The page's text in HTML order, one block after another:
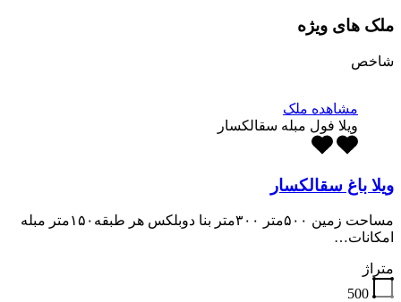
ملک های ویژه
شاخص
مشاهده ملک
ویلا فول مبله سقالکسار
ویلا باغ سقالکسار
مساحت زمین ۵۰۰متر ۳۰۰متر بنا دوبلکس هر طبقه۱۵۰متر مبله
امکانات…
متراژ
500